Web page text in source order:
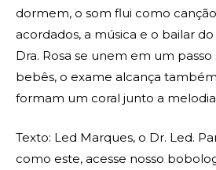
dormem, o som flui como
acordados, a música e o bailar
Dra. Rosa se unem em um passo
bebês, o exame alcança
formam um coral junto a
Texto: Led Marques, o Dr. Led.
como este, acesse nosso